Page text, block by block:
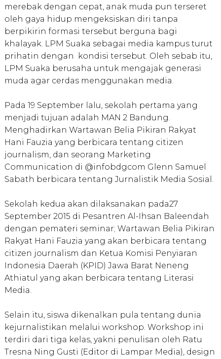
merebak dengan cepat, anak muda pun terseret
oleh gaya hidup mengeksiskan diri tanpa
berpikirin formasi tersebut berguna bagi
khalayak. LPM Suaka sebagai media kampus turut
prihatin dengan kondisi tersebut. Oleh sebab itu,
LPM Suaka berusaha untuk mengajak generasi
muda agar cerdas menggunakan media.
Pada 19 September lalu, sekolah pertama yang
menjadi tujuan adalah MAN 2 Bandung.
Menghadirkan Wartawan Belia Pikiran Rakyat
Hani Fauzia yang berbicara tentang citizen
journalism, dan seorang Marketing
Communication di @infobdgcom Glenn Samuel
Sabath berbicara tentang Jurnalistik Media Sosial.
Sekolah kedua akan dilaksanakan pada27
September 2015 di Pesantren Al-Ihsan Baleendah
dengan pemateri seminar; Wartawan Belia Pikiran
Rakyat Hani Fauzia yang akan berbicara tentang
citizen journalism dan Ketua Komisi Penyiaran
Indonesia Daerah (KPID) Jawa Barat Neneng
Athiatul yang akan berbicara tentang Literasi
Media.
Selain itu, siswa dikenalkan pula tentang dunia
kejurnalistikan melalui workshop. Workshop ini
terdiri dari tiga kelas, yakni penulisan oleh Ratu
Tresna Ning Gusti (Editor di Lampar Media), design